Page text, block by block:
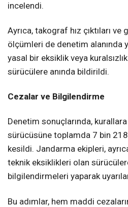
incelendi.
Ayrıca, takograf hız çıktıları
ölçümleri de denetim alanında
yasal bir eksiklik veya
sürücülere anında bildirildi.
Cezalar ve Bilgilendirme
Denetim sonuçlarında,
sürücüsüne toplamda 7 bin
kesildi. Jandarma ekipleri,
teknik eksiklikleri olan
bilgilendirmeleri yaparak
Bu adımlar, hem maddi